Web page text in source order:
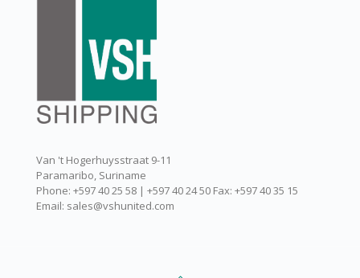
Van 't Hogerhuysstraat 9-11
Paramaribo, Suriname
Phone: +597 40 25 58 | +597 40 24 50 Fax: +597 40 35 15
Email: sales@vshunited.com